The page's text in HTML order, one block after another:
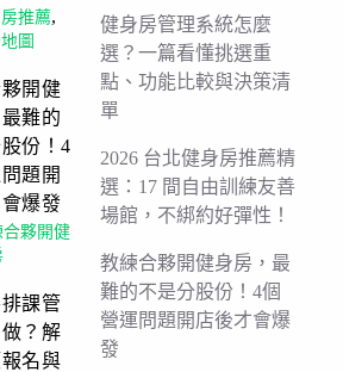
推薦,
圖
開健
難的
份！4
題開
爆發
合夥開健
課管
？解
名與
健身房管理系統怎麼
選？一篇看懂挑選重
點、功能比較與決策清
單
2026 台北健身房推薦精
選：17 間自由訓練友善
場館，不綁約好彈性！
教練合夥開健身房，最
難的不是分股份！4個
營運問題開店後才會爆
發